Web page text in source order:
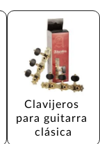
Clavijeros
para guitarra
clásica